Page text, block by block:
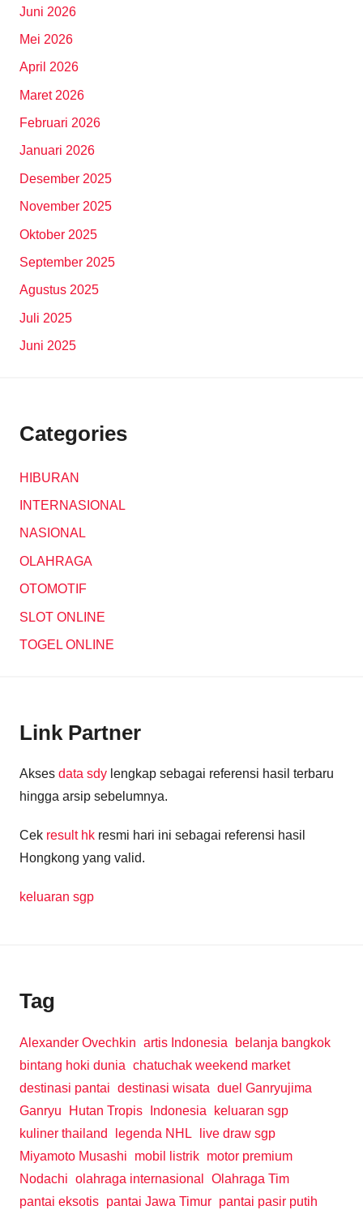
Juni 2026
Mei 2026
April 2026
Maret 2026
Februari 2026
Januari 2026
Desember 2025
November 2025
Oktober 2025
September 2025
Agustus 2025
Juli 2025
Juni 2025
Categories
HIBURAN
INTERNASIONAL
NASIONAL
OLAHRAGA
OTOMOTIF
SLOT ONLINE
TOGEL ONLINE
Link Partner
Akses data sdy lengkap sebagai referensi hasil terbaru
hingga arsip sebelumnya.
Cek result hk resmi hari ini sebagai referensi hasil
Hongkong yang valid.
keluaran sgp
Tag
Alexander Ovechkin artis Indonesia
belanja bangkok
bintang hoki dunia chatuchak weekend market
destinasi pantai destinasi wisata duel Ganryujima
Ganryu
Hutan Tropis Indonesia
keluaran sgp
kuliner thailand
legenda NHL
live draw sgp
Miyamoto Musashi
mobil listrik motor premium
Nodachi olahraga internasional
Olahraga Tim
pantai eksotis pantai Jawa Timur pantai pasir putih